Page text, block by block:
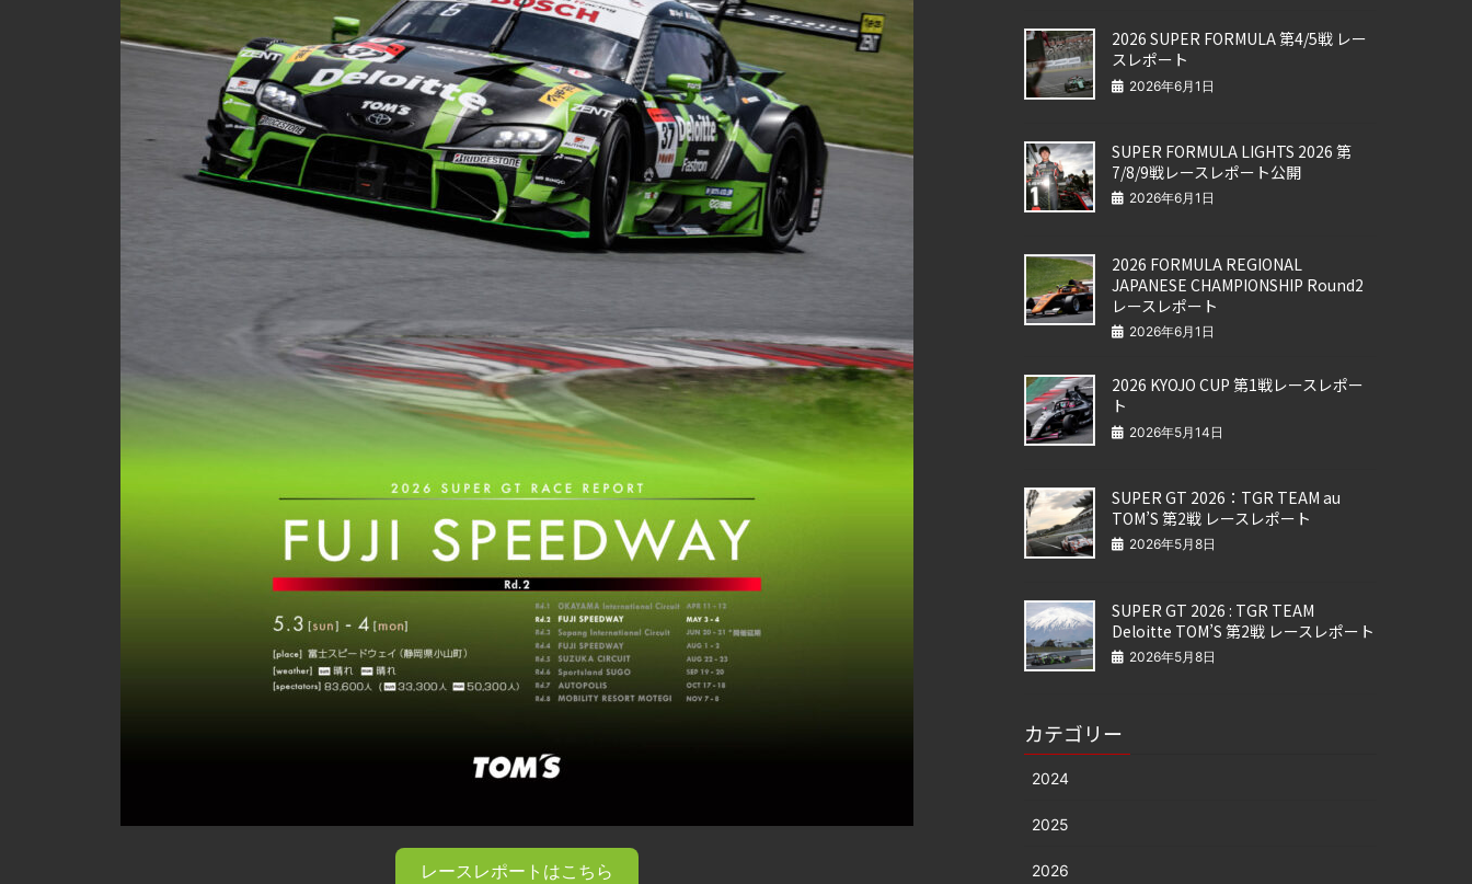
レースレポートはこちら
2026 SUPER FORMULA 第4/5戦 レー
スレポート
2026年6月1日
SUPER FORMULA LIGHTS 2026 第
7/8/9戦レースレポート公開
2026年6月1日
2026 FORMULA REGIONAL
JAPANESE CHAMPIONSHIP Round2
レースレポート
2026年6月1日
2026 KYOJO CUP 第1戦レースレポー
ト
2026年5月14日
SUPER GT 2026：TGR TEAM au
TOM’S 第2戦 レースレポート
2026年5月8日
SUPER GT 2026 : TGR TEAM
Deloitte TOM’S 第2戦 レースレポート
2026年5月8日
カテゴリー
2024
2025
2026